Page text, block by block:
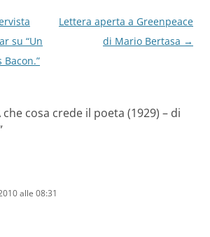
su “Un
Bacon.”
Lettera aperta a Greenpeace
di Mario Bertasa →
che cosa crede il poeta (1929) – di
alle 08:31